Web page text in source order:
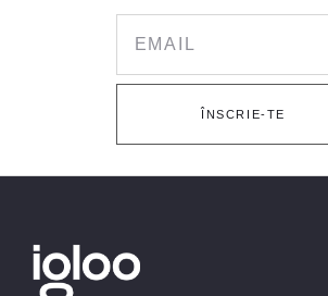
ÎNSCRIE-TE